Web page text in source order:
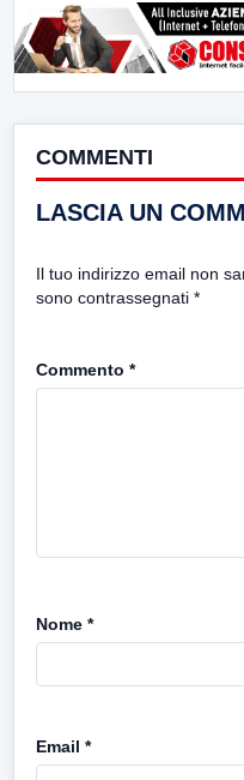
COMMENTI
LASCIA UN
Il tuo indirizzo email non
sono contrassegnati *
Commento *
Nome *
Email *